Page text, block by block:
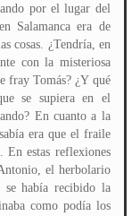
por el lugar del
Salamanca era de
cosas. ¿Tendría, en
con la misteriosa
fray Tomás? ¿Y qué
se supiera en el
En cuanto a la
era que el fraile
En estas reflexiones
el herbolario
se había recibido la
como podía los